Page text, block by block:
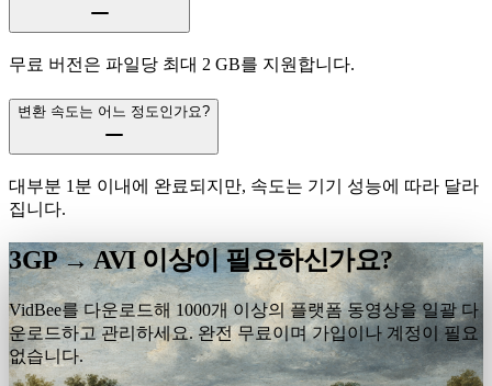
무료 버전은 파일당 최대 2 GB를 지원합니다.
변환 속도는 어느 정도인가요?
대부분 1분 이내에 완료되지만, 속도는 기기 성능에 따라 달라
집니다.
3GP → AVI 이상이 필요하신가요?
VidBee를 다운로드해 1000개 이상의 플랫폼 동영상을 일괄 다
운로드하고 관리하세요. 완전 무료이며 가입이나 계정이 필요
없습니다.